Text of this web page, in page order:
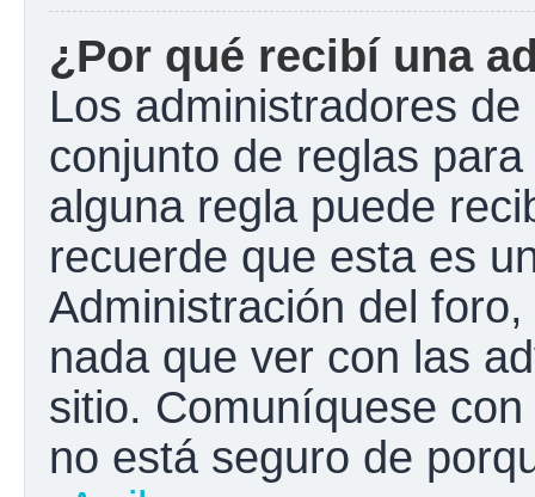
¿Por qué recibí una
Los administradores
conjunto de reglas
alguna regla puede
recuerde que esta es
Administración del
nada que ver con las
sitio. Comuníquese
no está seguro de